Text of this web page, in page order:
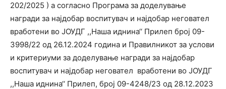
202/2025 ) а согласно Програма за доделување
награди за најдобар воспитувач и најдобар неговател
вработени во ЈОУДГ ,,Наша иднина‘‘ Прилеп број 09-
3998/22 од 26.12.2024 година и Правилникот за услови
и критериуми за доделување награди за најдобар
воспитувач и најдобар неговател вработени во ЈОУДГ
,,Наша иднина‘‘ Прилеп, број 09-4248/23 од 28.12.2023